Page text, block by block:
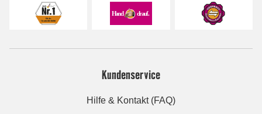
Kundenservice
Hilfe & Kontakt (FAQ)